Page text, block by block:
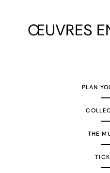
ŒUVRES
PLAN
THE